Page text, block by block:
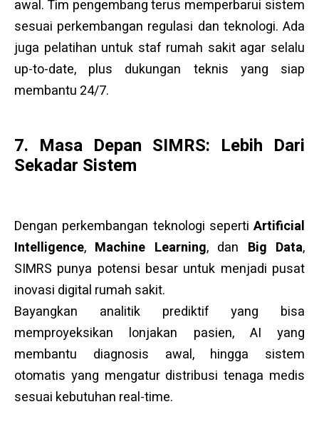
awal. Tim pengembang terus memperbarui sistem
sesuai perkembangan regulasi dan teknologi. Ada
juga pelatihan untuk staf rumah sakit agar selalu
up-to-date, plus dukungan teknis yang siap
membantu 24/7.
7. Masa Depan SIMRS: Lebih Dari
Sekadar Sistem
Dengan perkembangan teknologi sepertiArtificial
Intelligence, Machine Learning, dan Big Data,
SIMRS punya potensi besar untuk menjadi pusat
inovasi digital rumah sakit.
Bayangkan analitik prediktif yang bisa
memproyeksikan lonjakan pasien, AI yang
membantu diagnosis awal, hingga sistem
otomatis yang mengatur distribusi tenaga medis
sesuai kebutuhan real-time.